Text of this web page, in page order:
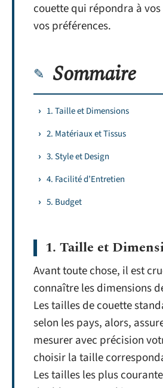
couette qui répondra à vos
vos préférences.
Sommaire
1. Taille et Dimensions
2. Matériaux et Tissus
3. Style et Design
4. Facilité d’Entretien
5. Budget
1. Taille et
Avant toute chose, il est
connaître les dimensions
Les tailles de couette
selon les pays, alors,
mesurer avec précision
choisir la taille
Les tailles les plus